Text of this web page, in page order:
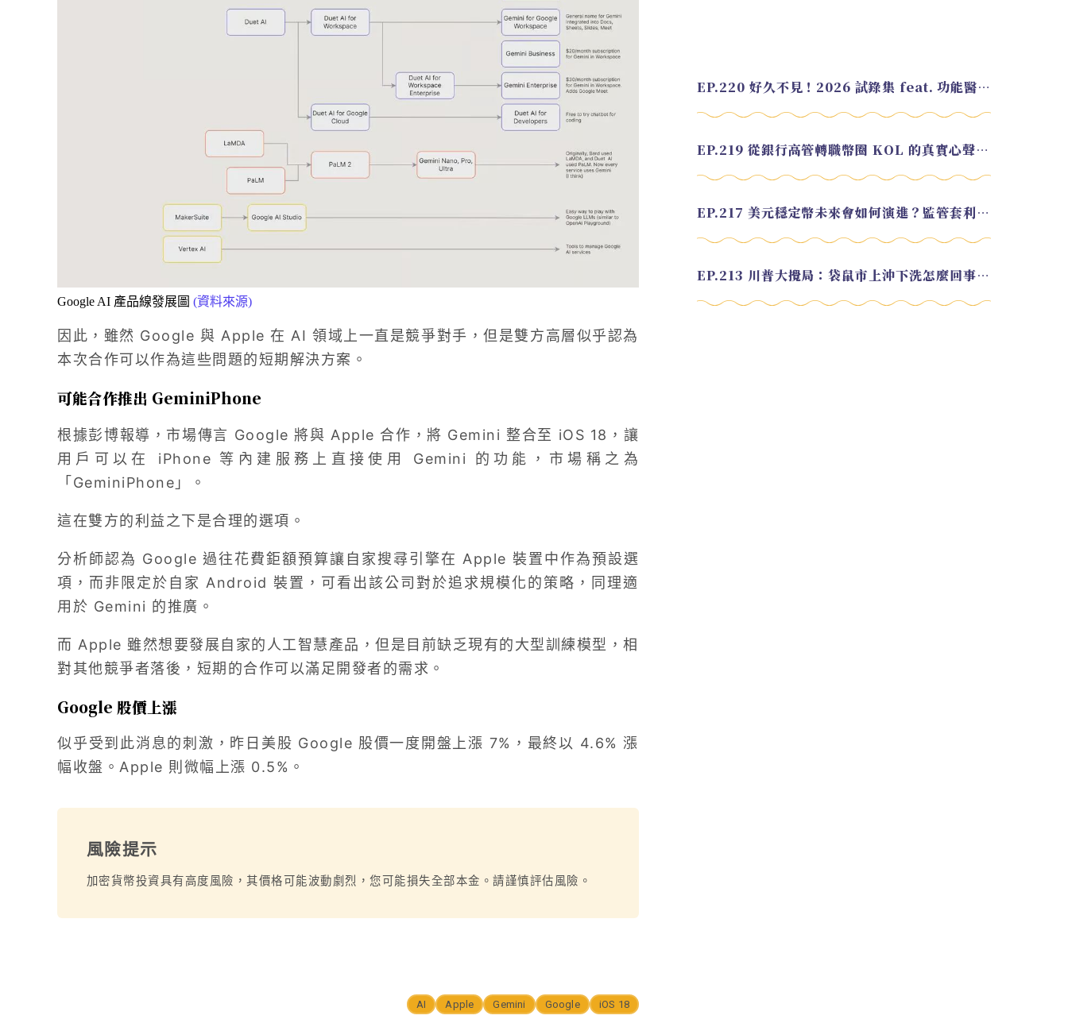
Google AI 產品線發展圖 (資料來源)
因此，雖然 Google 與 Apple 在 AI 領域上一直是競爭對手，但是雙方高層似乎認為
本次合作可以作為這些問題的短期解決方案。
可能合作推出 GeminiPhone
根據彭博報導，市場傳言 Google 將與 Apple 合作，將 Gemini 整合至 iOS 18，讓
用戶可以在 iPhone 等內建服務上直接使用 Gemini 的功能，市場稱之為
「GeminiPhone」。
這在雙方的利益之下是合理的選項。
分析師認為 Google 過往花費鉅額預算讓自家搜尋引擎在 Apple 裝置中作為預設選
項，而非限定於自家 Android 裝置，可看出該公司對於追求規模化的策略，同理適
用於 Gemini 的推廣。
而 Apple 雖然想要發展自家的人工智慧產品，但是目前缺乏現有的大型訓練模型，相
對其他競爭者落後，短期的合作可以滿足開發者的需求。
Google 股價上漲
似乎受到此消息的刺激，昨日美股 Google 股價一度開盤上漲 7%，最終以 4.6% 漲
幅收盤。Apple 則微幅上漲 0.5%。
風險提示
加密貨幣投資具有高度風險，其價格可能波動劇烈，您可能損失全部本金。請謹慎評估風險。
AI Apple Gemini Google iOS 18
EP.220 好久不見！2026 試錄集 feat. 功能醫學營養師 美寶
EP.219 從銀行高管轉職幣圈 KOL 的真實心聲 feat.龜大
EP.217 美元穩定幣未來會如何演進？監管套利終將收斂？feat. 研究員 余哲安
EP.213 川普大攪局：袋鼠市上沖下洗怎麼回事？feat. Alvin